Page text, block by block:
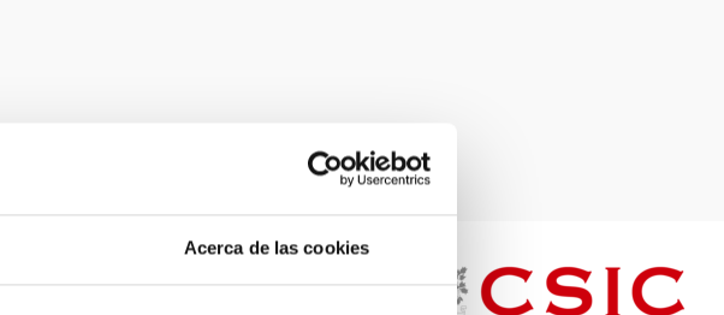
Acerca de las cookies